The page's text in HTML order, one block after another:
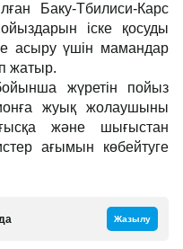
Баку-Тбилиси-Карс
іске қосуды
асыру үшін мамандар
жатыр.
жүретін пойыз
жуық жолаушыны
және шығыстан
ағымын көбейтуге
Жазылу